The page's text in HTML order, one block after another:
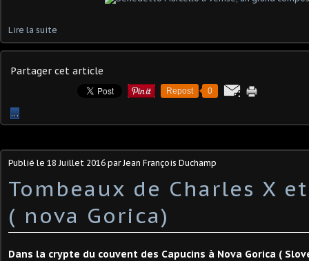
Lire la suite
Partager cet article
Repost 0
…
Publié le 18 Juillet 2016 par Jean François Duchamp
Tombeaux de Charles X
( nova Gorica)
Dans la crypte du couvent des Capucins à Nova Gorica (